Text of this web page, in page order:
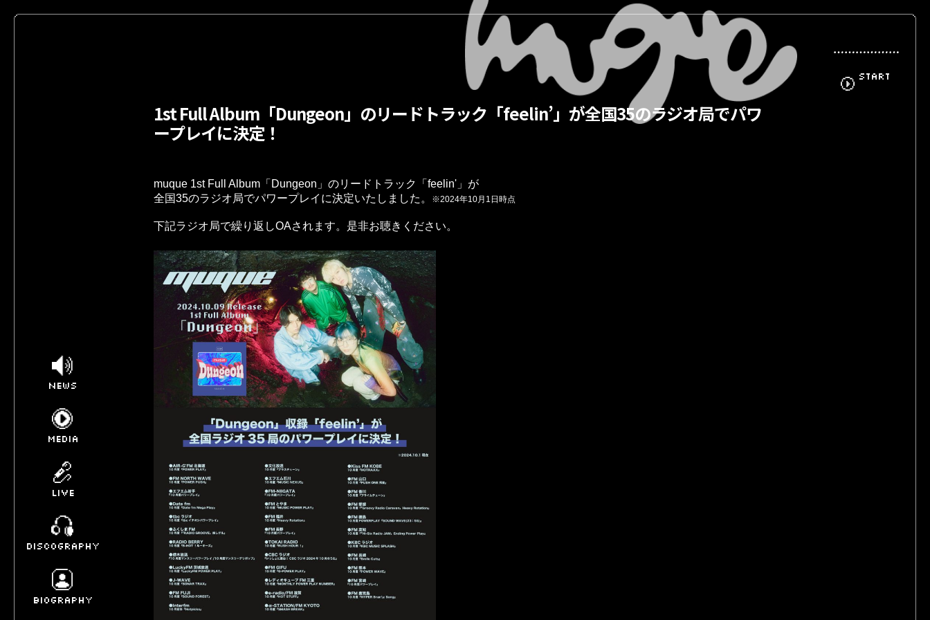
NEWS
MEDIA
LIVE
DISCOGRAPHY
BIOGRAPHY
START
1st Full Album「Dungeon」のリードトラック「feelin’」が全国35のラジオ局でパワ
ープレイに決定！
muque 1st Full Album「Dungeon」のリードトラック「feelin'」が
全国35のラジオ局でパワープレイに決定いたしました。
※2024年10月1日時点
下記ラジオ局で繰り返しOAされます。是非お聴きください。